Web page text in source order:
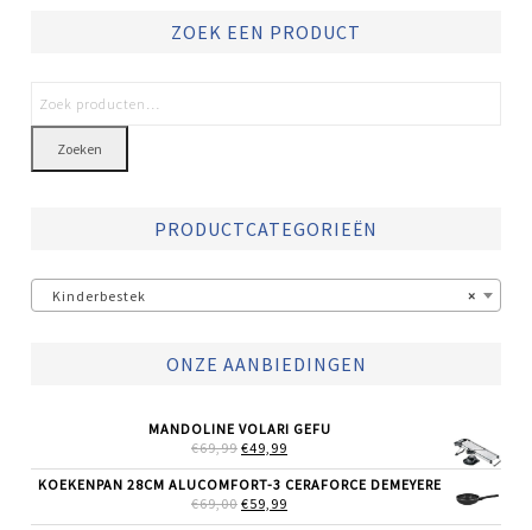
ZOEK EEN PRODUCT
Zoeken
PRODUCTCATEGORIEËN
×
Kinderbestek
ONZE AANBIEDINGEN
MANDOLINE VOLARI GEFU
€69,99 OORSPRONKELIJKE
WAS:
€69,99.
€49,99
IS:
KOEKENPAN 28CM ALUCOMFORT-3 CERAFORCE DEMEYERE
€69,00 OORSPRONKELIJKE
€59,99